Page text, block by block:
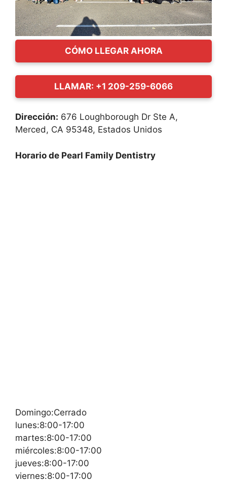
CÓMO LLEGAR AHORA
LLAMAR: +1 209-259-6066
Dirección: 676 Loughborough Dr Ste A,
Merced, CA 95348, Estados Unidos
Horario de Pearl Family Dentistry
Domingo:Cerrado
lunes:8:00-17:00
martes:8:00-17:00
miércoles:8:00-17:00
jueves:8:00-17:00
viernes:8:00-17:00